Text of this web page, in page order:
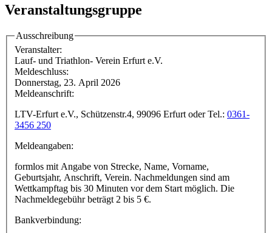
Veranstaltungsgruppe
Ausschreibung
Veranstalter:
Lauf- und Triathlon- Verein Erfurt e.V.
Meldeschluss:
Donnerstag, 23. April 2026
Meldeanschrift:
LTV-Erfurt e.V., Schützenstr.4, 99096 Erfurt oder Tel.: 0361-
3456 250
Meldeangaben:
formlos mit Angabe von Strecke, Name, Vorname,
Geburtsjahr, Anschrift, Verein. Nachmeldungen sind am
Wettkampftag bis 30 Minuten vor dem Start möglich. Die
Nachmeldegebühr beträgt 2 bis 5 €.
Bankverbindung: